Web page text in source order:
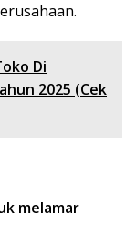
Di
2025 (Cek
melamar